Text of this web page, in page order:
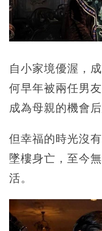
自小家境優渥，
何早年被兩任男
成為母親的機會
但幸福的時光沒
墜樓身亡，至今
活。